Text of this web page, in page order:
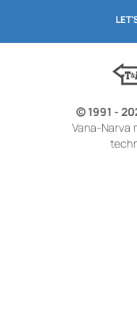
© 1991 -
Vana-Narva